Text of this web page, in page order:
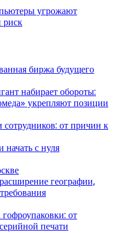
угрожают
риск
биржа будущего
набирает обороты:
укрепляют позиции
сотрудников: от причин к
начать с нуля
географии,
от
печати